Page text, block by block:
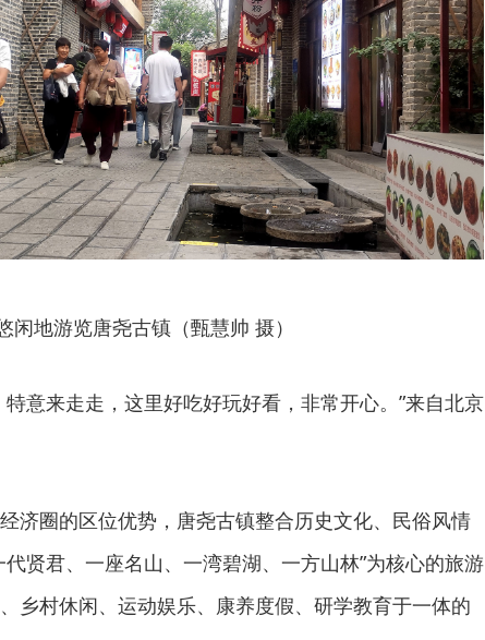
闲地游览唐尧古镇（甄慧帅 摄）
意来走走，这里好吃好玩好看，非常开心。”来自北京
济圈的区位优势，唐尧古镇整合历史文化、民俗风情
贤君、一座名山、一湾碧湖、一方山林”为核心的旅游
乡村休闲、运动娱乐、康养度假、研学教育于一体的